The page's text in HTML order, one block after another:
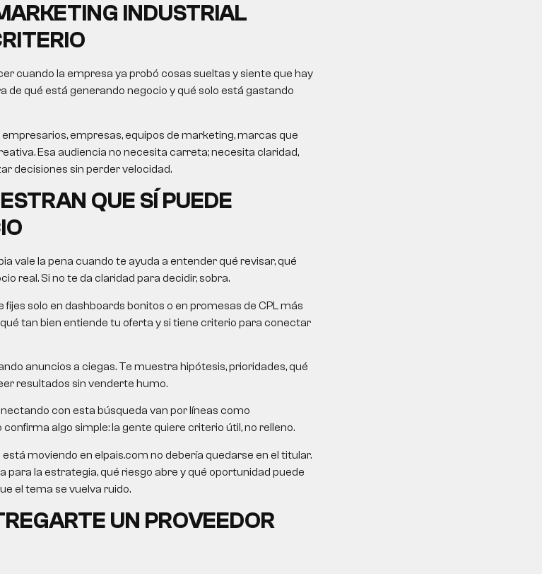
INDUSTRIAL
cuando la empresa ya probó cosas sueltas y siente que hay
de qué está generando negocio y qué solo está gastando
empresas, equipos de marketing, marcas que
Esa audiencia no necesita carreta; necesita claridad,
decisiones sin perder velocidad.
QUE SÍ PUEDE
vale la pena cuando te ayuda a entender qué revisar, qué
real. Si no te da claridad para decidir, sobra.
fijes solo en dashboards bonitos o en promesas de CPL más
tan bien entiende tu oferta y si tiene criterio para conectar
anuncios a ciegas. Te muestra hipótesis, prioridades, qué
resultados sin venderte humo.
con esta búsqueda van por líneas como
algo simple: la gente quiere criterio útil, no relleno.
moviendo en elpais.com no debería quedarse en el titular.
para la estrategia, qué riesgo abre y qué oportunidad puede
el tema se vuelva ruido.
UN PROVEEDOR